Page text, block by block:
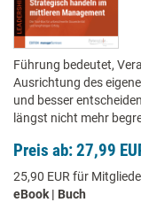
Führung bedeutet,
Ausrichtung des
und besser
längst nicht mehr
Preis ab: 27,99
25,90 EUR für
eBook | Buch